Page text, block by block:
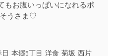
もお腹いっぱいになれるポ
うさま♡
日 本郷5丁目 洋食 菊坂 西片